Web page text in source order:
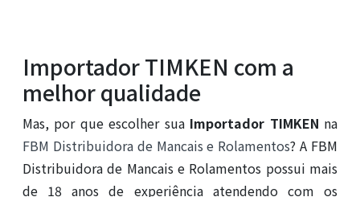
Importador TIMKEN com a
melhor qualidade
Mas, por que escolher sua Importador TIMKEN na
FBM Distribuidora de Mancais e Rolamentos? A FBM
Distribuidora de Mancais e Rolamentos possui mais
de 18 anos de experiência atendendo com os